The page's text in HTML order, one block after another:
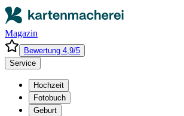
Magazin
Bewertung 4,9/5
Service
Hochzeit
Fotobuch
Geburt